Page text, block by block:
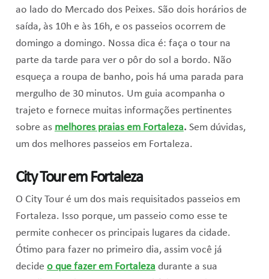
ao lado do Mercado dos Peixes. São dois horários de
saída, às 10h e às 16h, e os passeios ocorrem de
domingo a domingo. Nossa dica é: faça o tour na
parte da tarde para ver o pôr do sol a bordo. Não
esqueça a roupa de banho, pois há uma parada para
mergulho de 30 minutos. Um guia acompanha o
trajeto e fornece muitas informações pertinentes
sobre as melhores praias em Fortaleza. Sem dúvidas,
um dos melhores passeios em Fortaleza.
City Tour em Fortaleza
O City Tour é um dos mais requisitados passeios em
Fortaleza. Isso porque, um passeio como esse te
permite conhecer os principais lugares da cidade.
Ótimo para fazer no primeiro dia, assim você já
decide o que fazer em Fortaleza durante a sua